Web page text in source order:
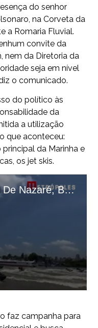
do senhor
na Corveta da
a Romaria Fluvial.
convite da
nem da Diretoria da
seja em nível
o comunicado.
do político às
da
a utilização
que aconteceu:
da Marinha e
os jet skis.
faz campanha para